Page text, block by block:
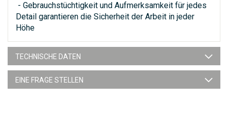
- Gebrauchstüchtigkeit und Aufmerksamkeit für jedes
Detail garantieren die Sicherheit der Arbeit in jeder
Höhe
TECHNISCHE DATEN
EINE FRAGE STELLEN